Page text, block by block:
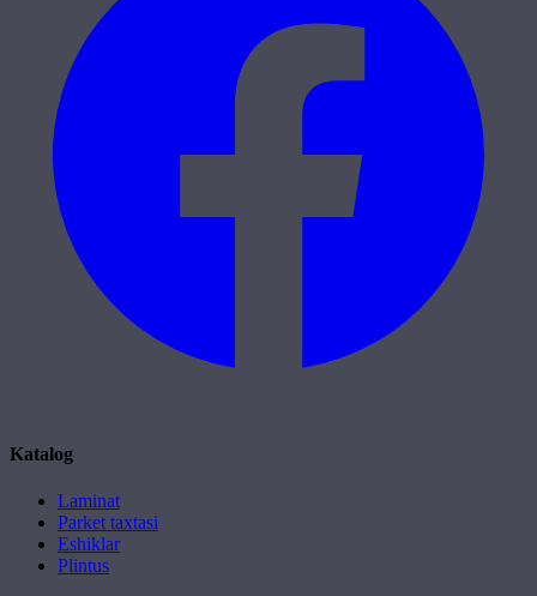
Katalog
Laminat
Parket taxtasi
Eshiklar
Plintus